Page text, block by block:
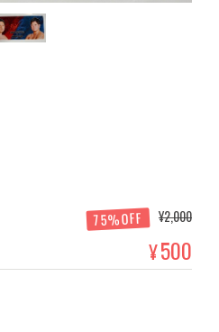
75%OFF ¥2,000
¥500